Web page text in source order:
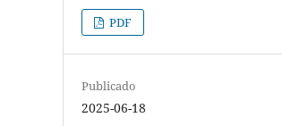
PDF
Publicado
2025-06-18